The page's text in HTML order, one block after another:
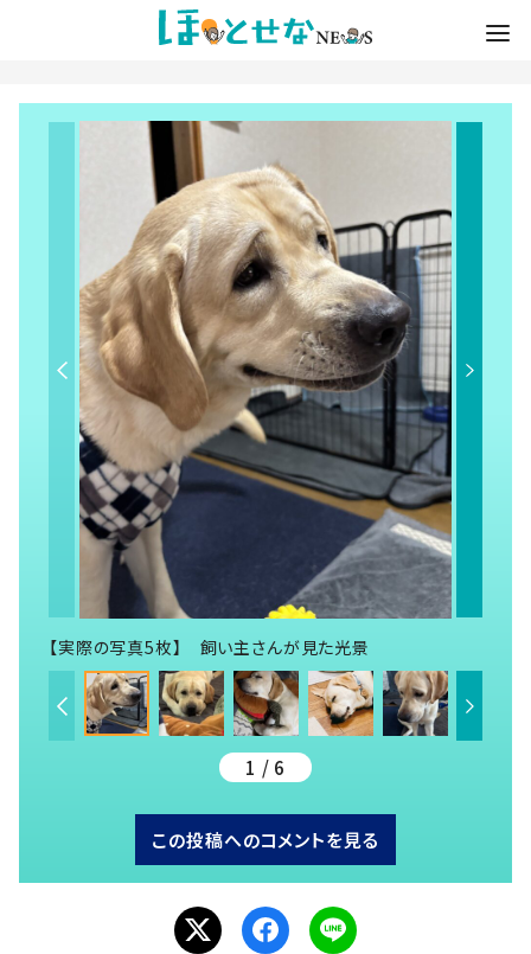
【実際の写真5枚】 飼い主さんが見た光景
1 / 6
この投稿へのコメントを見る